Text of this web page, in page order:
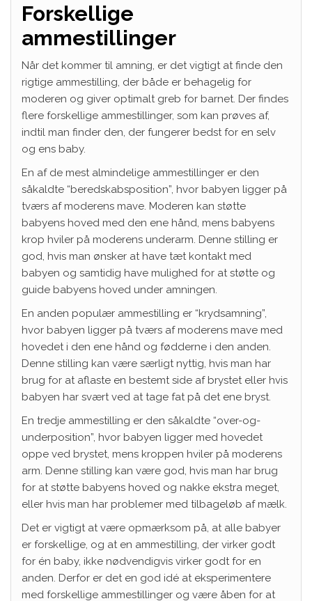
Forskellige
ammestillinger
Når det kommer til amning, er det vigtigt at finde den
rigtige ammestilling, der både er behagelig for
moderen og giver optimalt greb for barnet. Der findes
flere forskellige ammestillinger, som kan prøves af,
indtil man finder den, der fungerer bedst for en selv
og ens baby.
En af de mest almindelige ammestillinger er den
såkaldte “beredskabsposition”, hvor babyen ligger på
tværs af moderens mave. Moderen kan støtte
babyens hoved med den ene hånd, mens babyens
krop hviler på moderens underarm. Denne stilling er
god, hvis man ønsker at have tæt kontakt med
babyen og samtidig have mulighed for at støtte og
guide babyens hoved under amningen.
En anden populær ammestilling er “krydsamning”,
hvor babyen ligger på tværs af moderens mave med
hovedet i den ene hånd og fødderne i den anden.
Denne stilling kan være særligt nyttig, hvis man har
brug for at aflaste en bestemt side af brystet eller hvis
babyen har svært ved at tage fat på det ene bryst.
En tredje ammestilling er den såkaldte “over-og-
underposition”, hvor babyen ligger med hovedet
oppe ved brystet, mens kroppen hviler på moderens
arm. Denne stilling kan være god, hvis man har brug
for at støtte babyens hoved og nakke ekstra meget,
eller hvis man har problemer med tilbageløb af mælk.
Det er vigtigt at være opmærksom på, at alle babyer
er forskellige, og at en ammestilling, der virker godt
for én baby, ikke nødvendigvis virker godt for en
anden. Derfor er det en god idé at eksperimentere
med forskellige ammestillinger og være åben for at